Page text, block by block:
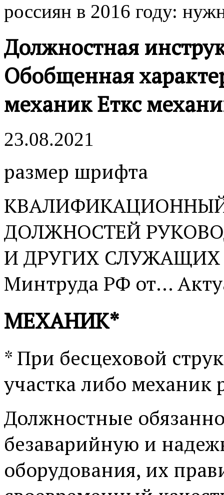
россиян в 2016 году:
Должностная
Обобщенная
механик Еткс
23.08.2021
размер шрифта
ДОЛЖНОСТЕЙ
И ДРУГИХ СЛУЖАЩИХ
Минтруда РФ от...
МЕХАНИК*
* При бесцеховой
участка либо механик
Должностные
безаварийную и
оборудования, их